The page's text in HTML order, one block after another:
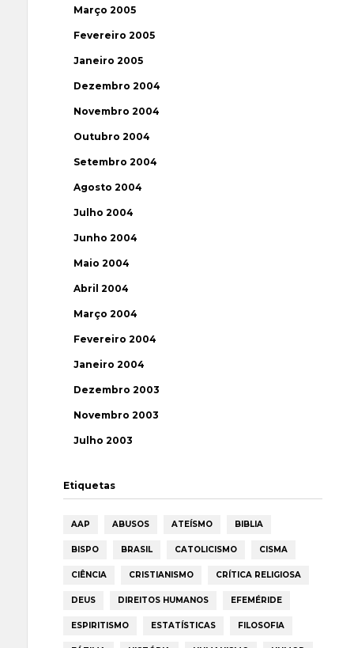
Março 2005
Fevereiro 2005
Janeiro 2005
Dezembro 2004
Novembro 2004
Outubro 2004
Setembro 2004
Agosto 2004
Julho 2004
Junho 2004
Maio 2004
Abril 2004
Março 2004
Fevereiro 2004
Janeiro 2004
Dezembro 2003
Novembro 2003
Julho 2003
Etiquetas
AAP ABUSOS ATEÍSMO BIBLIA
BISPO BRASIL CATOLICISMO CISMA
CIÊNCIA CRISTIANISMO CRÍTICA RELIGIOSA
DEUS DIREITOS HUMANOS EFEMÉRIDE
ESPIRITISMO ESTATÍSTICAS FILOSOFIA